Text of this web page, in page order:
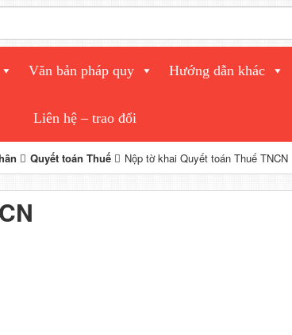
Văn bản pháp quy Hướng dẫn khác
Liên hệ – trao đổi
Quyết toán Thuế Nộp tờ khai Quyết toán Thuế TNCN